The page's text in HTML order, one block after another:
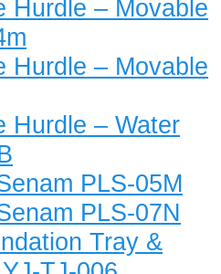
Hurdle – Movable
Hurdle – Movable
Hurdle – Water
PLS-05M
PLS-07N
Tray &